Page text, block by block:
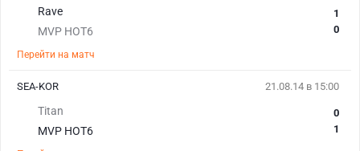
Rave
MVP HOT6
1
0
Перейти на матч
21.08.14 в 15:00
Titan
MVP HOT6
0
1
SEA-KOR